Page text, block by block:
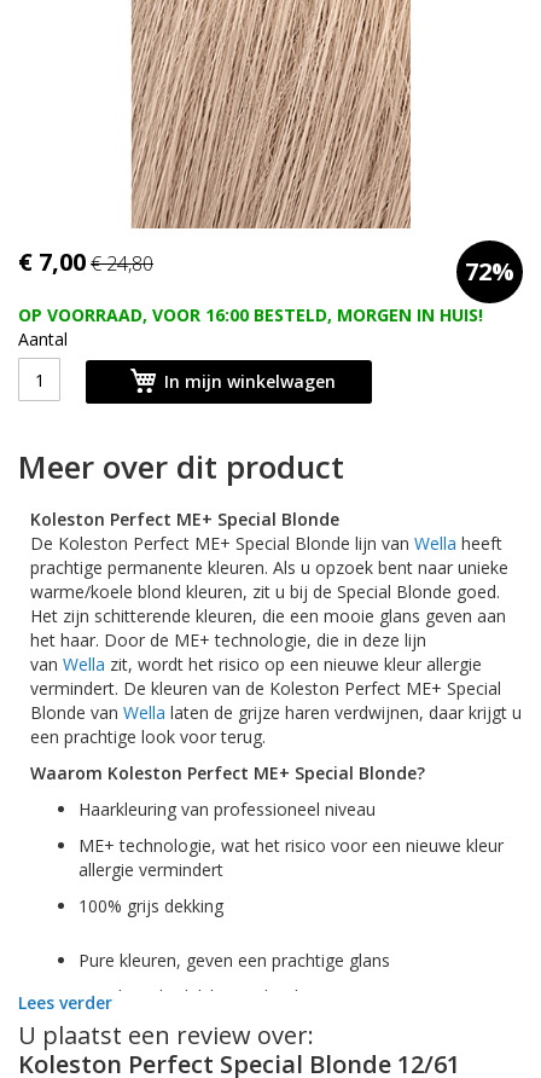
€ 7,00€ 24,80 72%
OP VOORRAAD, VOOR 16:00 BESTELD, MORGEN IN HUIS!
Aantal
In mijn winkelwagen
Ga
naar
begin
van
afbeeldingen-
Meer over dit product
Koleston Perfect ME+ Special Blonde
De Koleston Perfect ME+ Special Blonde lijn van Wella heeft
prachtige permanente kleuren. Als u opzoek bent naar unieke
warme/koele blond kleuren, zit u bij de Special Blonde goed.
Het zijn schitterende kleuren, die een mooie glans geven aan
het haar. Door de ME+ technologie, die in deze lijn
van Wella zit, wordt het risico op een nieuwe kleur allergie
vermindert. De kleuren van de Koleston Perfect ME+ Special
Blonde van Wella laten de grijze haren verdwijnen, daar krijgt u
een prachtige look voor terug.
Waarom Koleston Perfect ME+ Special Blonde?
Haarkleuring van professioneel niveau
ME+ technologie, wat het risico voor een nieuwe kleur
allergie vermindert
100% grijs dekking
Pure kleuren, geven een prachtige glans
Minder schadelijk voor het haar
1:2 mengverhouding
Lees verder
U plaatst een review over:
Koleston Perfect Special Blonde 12/61